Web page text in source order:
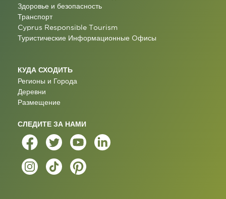
Здоровье и безопасность
Транспорт
Cyprus Responsible Tourism
Туристические Информационные Oфисы
КУДА СХОДИТЬ
Регионы и Города
Деревни
Размещение
СЛЕДИТЕ ЗА НАМИ